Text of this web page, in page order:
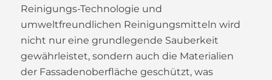
Reinigungs-Technologie und
umweltfreundlichen Reinigungsmitteln wird
nicht nur eine grundlegende Sauberkeit
gewährleistet, sondern auch die Materialien
der Fassadenoberfläche geschützt, was